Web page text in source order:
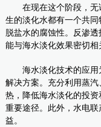
在现在这个阶段，无
生的淡化水都有一个共
脱盐水的腐蚀性。反渗
能与海水淡化效果密切相
海水淡化技术的应用
解决方案。充分利用蒸
热，降低海水淡化的投
重要途径。此外，水电
益。